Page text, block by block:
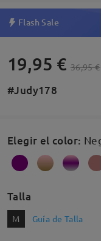
Flash Sale
19,95 € 36,95 €
#Judy178
Elegir el color:
Talla
M Guía de Talla